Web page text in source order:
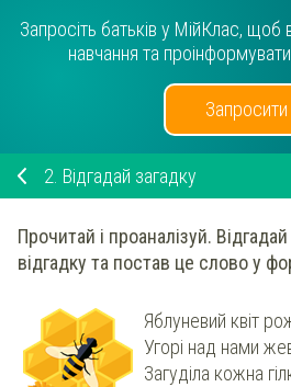
Запросіть батьків у МійКлас,
навчання та проінформувати
Запросити
2. Відгадай загадку
Прочитай і проаналізуй.
відгадку та постав це слово у
Яблуневий квіт
Угорі над нами
Загуділа кожна